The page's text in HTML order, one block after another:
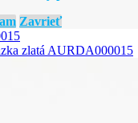
Zavrieť